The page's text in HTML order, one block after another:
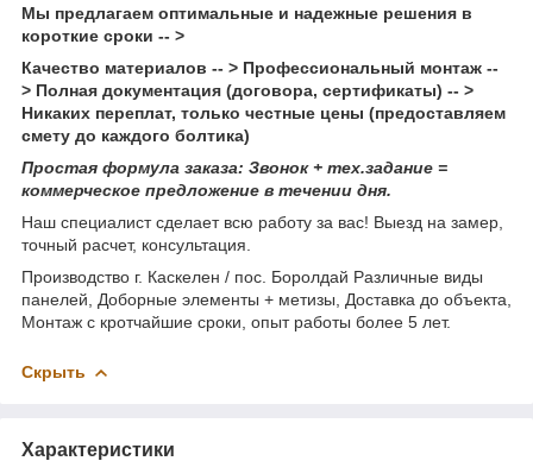
Мы предлагаем оптимальные и надежные решения в
короткие сроки -- >
Качество материалов -- > Профессиональный монтаж --
> Полная документация (договора, сертификаты) -- >
Никаких переплат, только честные цены (предоставляем
смету до каждого болтика)
Простая формула заказа: Звонок + тех.задание =
коммерческое предложение в течении дня.
Наш специалист сделает всю работу за вас! Выезд на замер,
точный расчет, консультация.
Производство г. Каскелен / пос. Боролдай Различные виды
панелей, Доборные элементы + метизы, Доставка до объекта,
Монтаж с кротчайшие сроки, опыт работы более 5 лет.
Скрыть
Характеристики